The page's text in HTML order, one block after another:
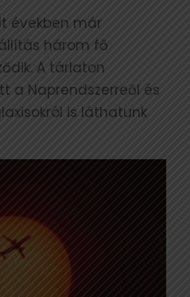
években már
három fő
A tárlaton
a Naprendszerreől és
is láthatunk